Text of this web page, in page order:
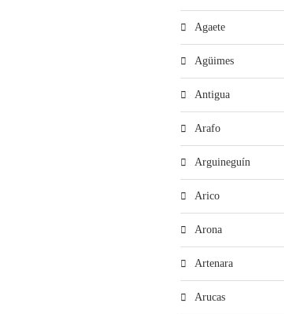
Agaete
Agüimes
Antigua
Arafo
Arguineguín
Arico
Arona
Artenara
Arucas